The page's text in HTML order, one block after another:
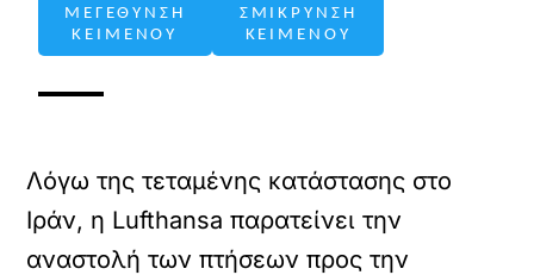
ΜΕΓΕΘΥΝΣΗ
ΚΕΙΜΕΝΟΥ
ΣΜΙΚΡΥΝΣΗ
ΚΕΙΜΕΝΟΥ
Λόγω της τεταμένης κατάστασης στο
Ιράν, η Lufthansa παρατείνει την
αναστολή των πτήσεων προς την